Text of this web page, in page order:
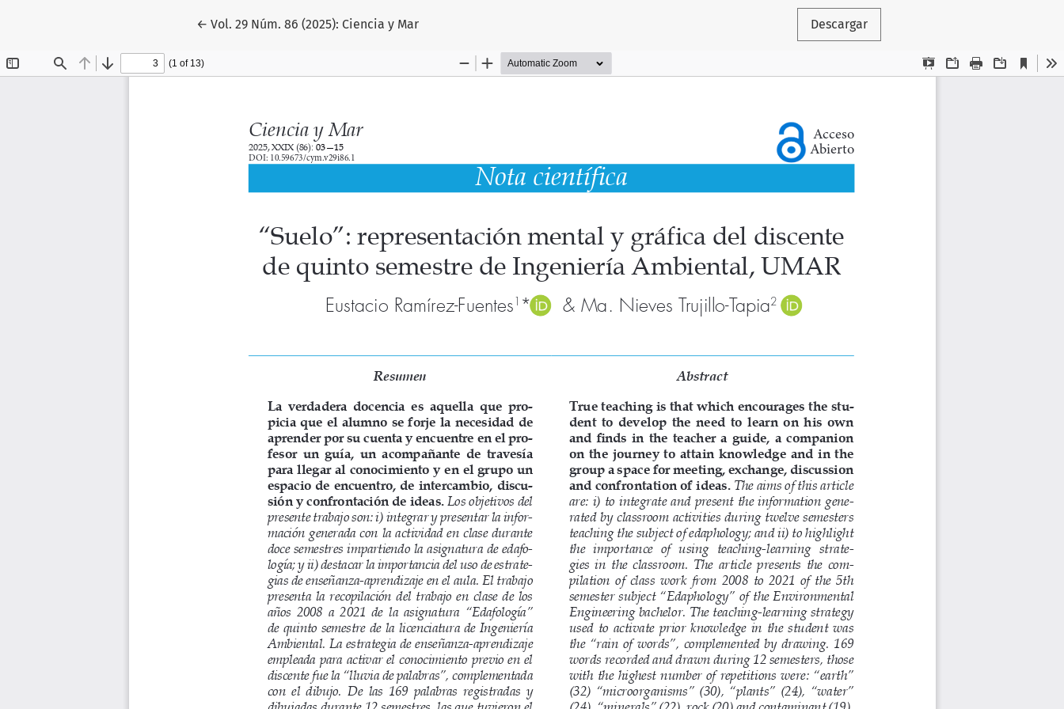
← Volver a los detalles del artículo
Vol. 29 Núm. 86 (2025): Ciencia y Mar Descargar